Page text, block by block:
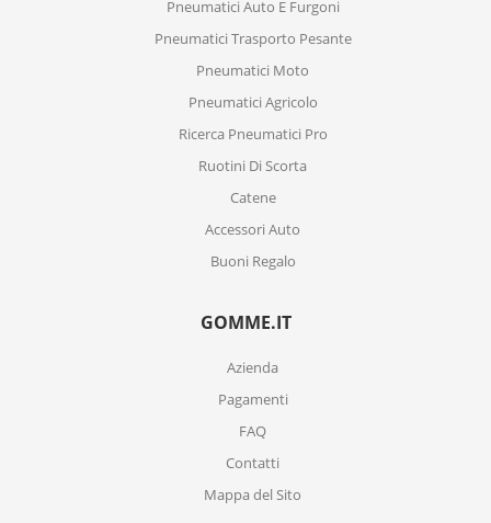
Pneumatici Auto E Furgoni
Pneumatici Trasporto Pesante
Pneumatici Moto
Pneumatici Agricolo
Ricerca Pneumatici Pro
Ruotini Di Scorta
Catene
Accessori Auto
Buoni Regalo
GOMME.IT
Azienda
Pagamenti
FAQ
Contatti
Mappa del Sito